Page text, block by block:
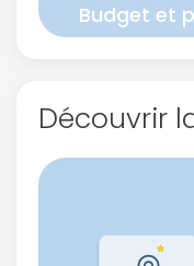
Budget et
Découvrir